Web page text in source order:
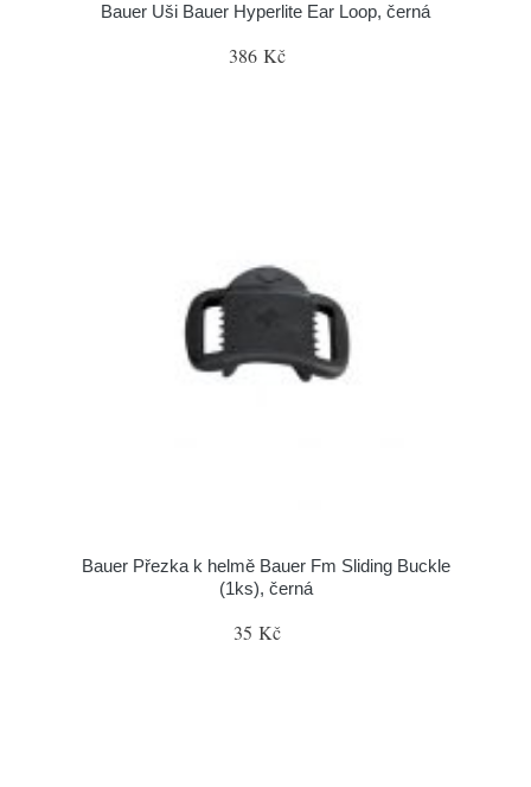
Bauer Uši Bauer Hyperlite Ear Loop, černá
386 Kč
Bauer Přezka k helmě Bauer Fm Sliding Buckle
(1ks), černá
35 Kč